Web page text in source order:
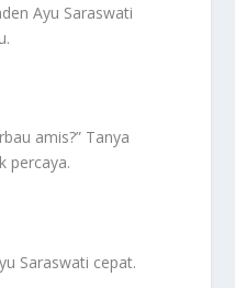
Ayu Saraswati
amis?” Tanya
percaya.
Saraswati cepat.